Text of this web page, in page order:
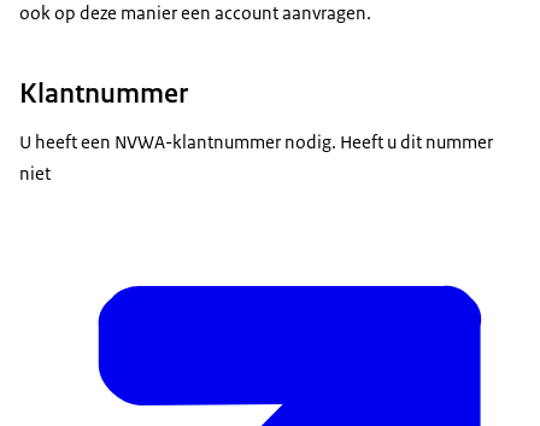
ook op deze manier een account aanvragen.
Klantnummer
U heeft een NVWA-klantnummer nodig. Heeft u dit nummer
niet